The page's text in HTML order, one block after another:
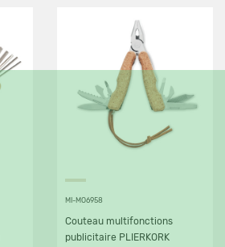
MI-MO6958
Couteau multifonctions
publicitaire PLIERKORK